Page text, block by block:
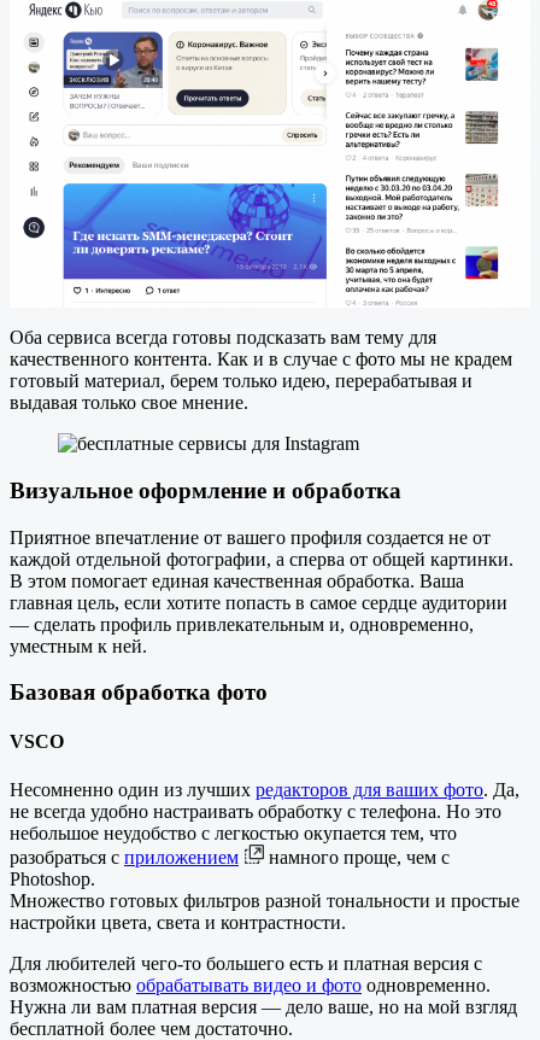
Оба сервиса всегда готовы подсказать вам тему для
качественного контента. Как и в случае с фото мы не крадем
готовый материал, берем только идею, перерабатывая и
выдавая только свое мнение.
Визуальное оформление и обработка
Приятное впечатление от вашего профиля создается не от
каждой отдельной фотографии, а сперва от общей картинки.
В этом помогает единая качественная обработка. Ваша
главная цель, если хотите попасть в самое сердце аудитории
— сделать профиль привлекательным и, одновременно,
уместным к ней.
Базовая обработка фото
VSCO
Несомненно один из лучших редакторов для ваших фото. Да,
не всегда удобно настраивать обработку с телефона. Но это
небольшое неудобство с легкостью окупается тем, что
разобраться с приложением
намного проще, чем с
Photoshop.
Множество готовых фильтров разной тональности и простые
настройки цвета, света и контрастности.
Для любителей чего-то большего есть и платная версия с
возможностью обрабатывать видео и фото одновременно.
Нужна ли вам платная версия — дело ваше, но на мой взгляд
бесплатной более чем достаточно.